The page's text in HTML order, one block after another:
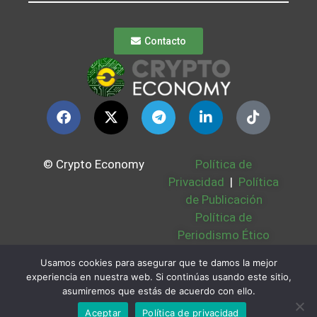
Contacto
© Crypto Economy
Política de
Privacidad | Política
de Publicación
Política de
Periodismo Ético
Bases Legales |
Partners | Sobre
Nosotros
Usamos cookies para asegurar que te damos la mejor
experiencia en nuestra web. Si continúas usando este sitio,
asumiremos que estás de acuerdo con ello.
Aceptar
Política de privacidad